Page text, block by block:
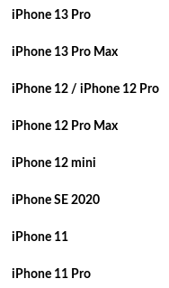
iPhone 13 Pro
iPhone 13 Pro Max
iPhone 12 / iPhone 12 Pro
iPhone 12 Pro Max
iPhone 12 mini
iPhone SE 2020
iPhone 11
iPhone 11 Pro